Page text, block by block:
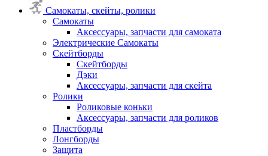
Самокаты, скейты, ролики
Самокаты
Аксессуары, запчасти для самоката
Электрические Самокаты
Скейтборды
Скейтборды
Дэки
Аксессуары, запчасти для скейта
Ролики
Роликовые коньки
Аксессуары, запчасти для роликов
Пластборды
Лонгборды
Защита